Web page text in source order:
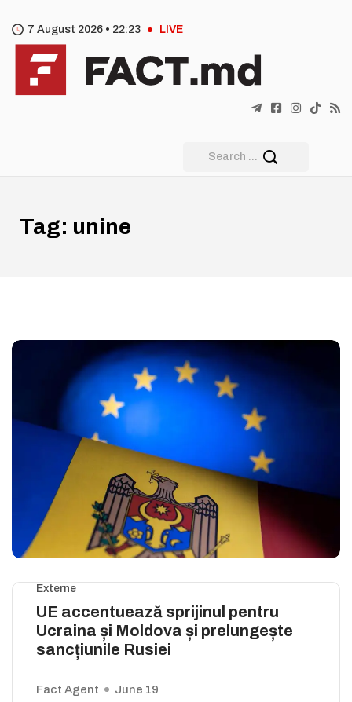
7 August 2026 • 22:23 LIVE
Tag: unine
Externe
UE accentuează sprijinul pentru
Ucraina și Moldova și prelungește
sancțiunile Rusiei
Fact Agent June 19